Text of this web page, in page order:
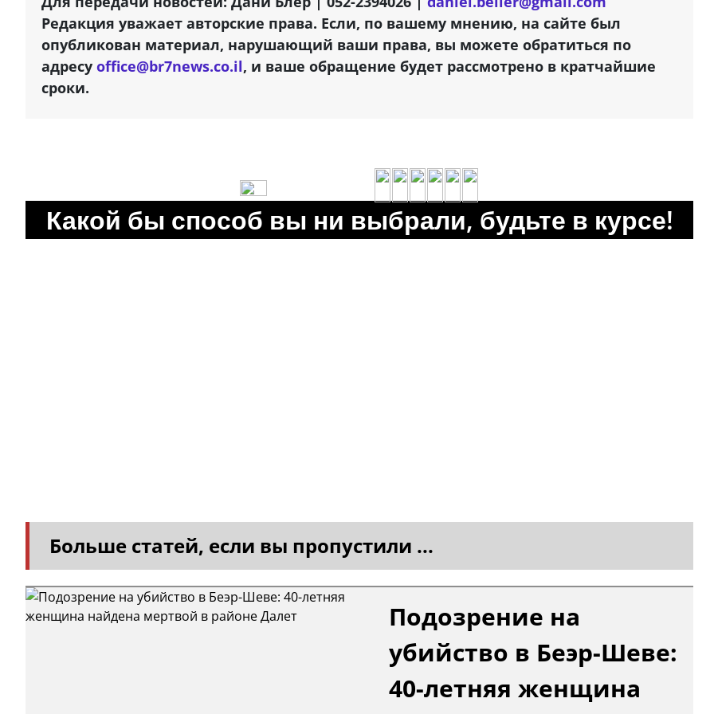
Редакция уважает авторские права. Если, по вашему мнению, на сайте был
опубликован материал, нарушающий ваши права, вы можете обратиться по
адресу office@br7news.co.il, и ваше обращение будет рассмотрено в кратчайшие
сроки.
Какой бы способ вы ни выбрали, будьте в курсе!
Больше статей, если вы пропустили ...
Подозрение на
убийство в Беэр-Шеве:
40-летняя женщина